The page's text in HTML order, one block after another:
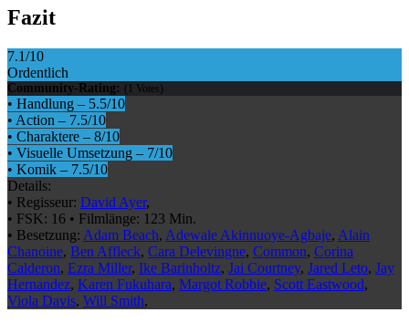
Fazit
7.1/10
Ordentlich
Community-Rating: Votes)
• Handlung – 5.5/10
• Action – 7.5/10
• Charaktere – 8/10
• Visuelle Umsetzung – 7/10
• Komik – 7.5/10
Details:
• Regisseur: David Ayer,
• FSK: 16 • Filmlänge: 123 Min.
• Besetzung: Adam Beach, Adewale Akinnuoye-Agbaje, Alain
Chanoine, Ben Affleck, Cara Delevingne, Common, Corina
Calderon, Ezra Miller, Ike Barinholtz, Jai Courtney, Jared Leto, Jay
Hernandez, Karen Fukuhara, Margot Robbie, Scott Eastwood,
Viola Davis, Will Smith,